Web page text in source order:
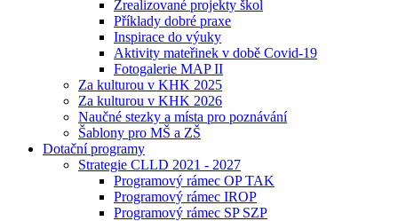
Zrealizované projekty škol
Příklady dobré praxe
Inspirace do výuky
Aktivity mateřinek v době Covid-19
Fotogalerie MAP II
Za kulturou v KHK 2025
Za kulturou v KHK 2026
Naučné stezky a místa pro poznávání
Šablony pro MŠ a ZŠ
Dotační programy
Strategie CLLD 2021 - 2027
Programový rámec OP TAK
Programový rámec IROP
Programový rámec SP SZP